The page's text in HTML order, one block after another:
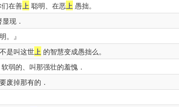
在善上 聪明、在恶上 愚拙。
现．
。』
是叫这世上 的智慧变成愚拙么。
软弱的、叫那强壮的羞愧．
废掉那有的．